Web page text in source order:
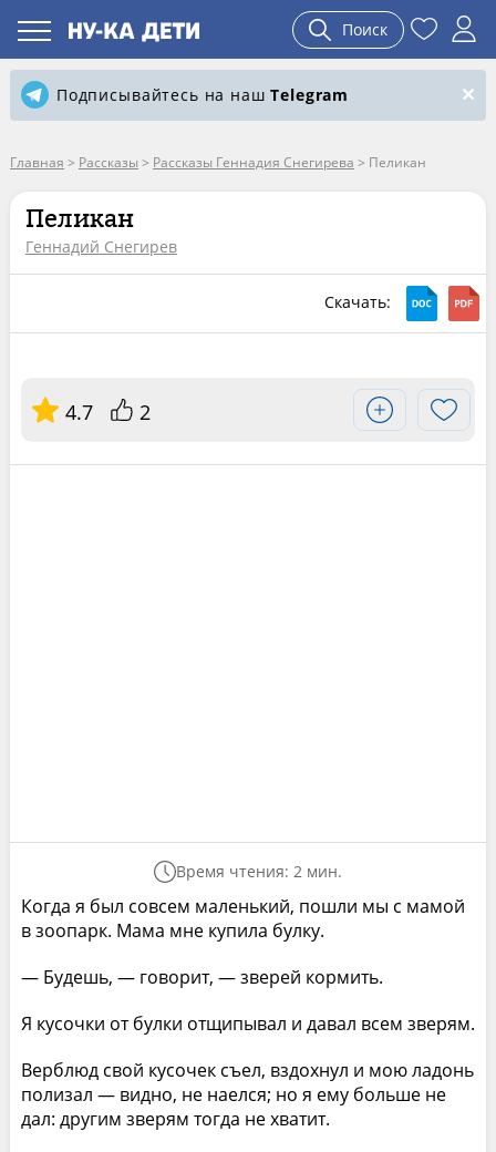
Поиск
Подписывайтесь на нашTelegram
Главная > Рассказы > Рассказы Геннадия Снегирева > Пеликан
Пеликан
Геннадий Снегирев
Скачать:
4.7 2
Время чтения: 2 мин.
Когда я был совсем маленький, пошли мы с мамой
в зоопарк. Мама мне купила булку.
— Будешь, — говорит, — зверей кормить.
Я кусочки от булки отщипывал и давал всем зверям.
Верблюд свой кусочек съел, вздохнул и мою ладонь
полизал — видно, не наелся; но я ему больше не
дал: другим зверям тогда не хватит.